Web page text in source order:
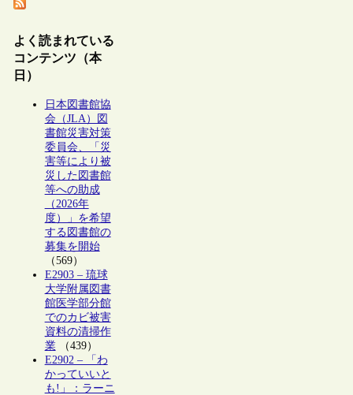
よく読まれている
コンテンツ（本
日）
日本図書館協
会（JLA）図
書館災害対策
委員会、「災
害等により被
災した図書館
等への助成
（2026年
度）」を希望
する図書館の
募集を開始
（569）
E2903 – 琉球
大学附属図書
館医学部分館
でのカビ被害
資料の清掃作
業（439）
E2902 – 「わ
かっていいと
も!」：ラーニ